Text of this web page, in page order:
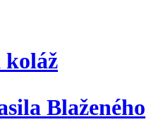
koláž
Blaženého